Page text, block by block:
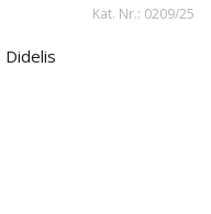
Kat. Nr.: 0209/25
Didelis